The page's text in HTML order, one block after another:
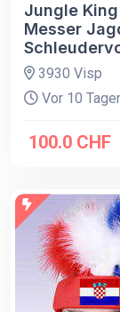
Jungle
Messer
3930 Visp
Vor 10
100.0 CHF